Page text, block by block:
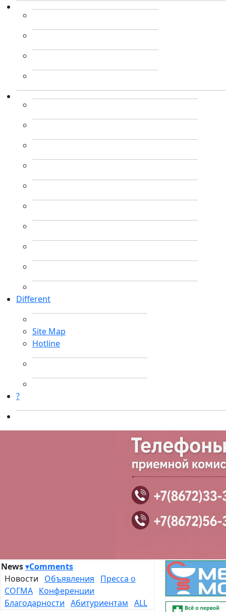
Different
Site Map
Hotline
?
News▾Comments
Новости Объявления
Пресса о
СОГМА Конференции
Благодарности Абитуриентам ALL